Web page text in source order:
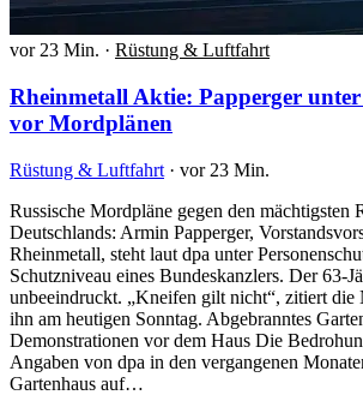
vor 23 Min. · Rüstung & Luftfahrt
Rheinmetall Aktie: Papperger
vor Mordplänen
Rüstung & Luftfahrt · vor 23 Min.
Russische Mordpläne gegen den mächtigsten
Deutschlands: Armin Papperger,
Rheinmetall, steht laut dpa unter
Schutzniveau eines Bundeskanzlers. Der 63-
unbeeindruckt. „Kneifen gilt nicht“, zitiert die
ihn am heutigen Sonntag. Abgebranntes
Demonstrationen vor dem Haus Die
Angaben von dpa in den vergangenen
Gartenhaus auf…